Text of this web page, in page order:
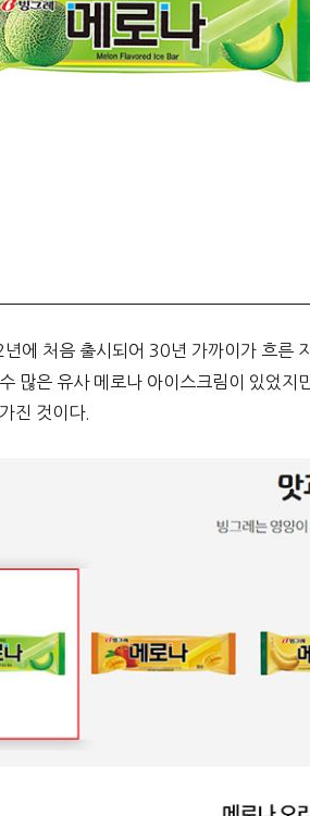
에 처음 출시되어 30년 가까이가 흐른
많은 유사 메로나 아이스크림이 있었
진 것이다.